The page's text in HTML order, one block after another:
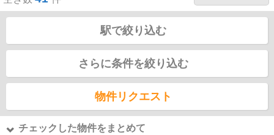
駅で絞り込む
さらに条件を絞り込む
物件リクエスト
チェックした物件をまとめて